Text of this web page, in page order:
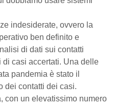
indesiderate, ovvero la
ben definito e
di dati sui contatti
casi accertati. Una delle
pandemia è stato il
dei contatti dei casi.
con un elevatissimo numero